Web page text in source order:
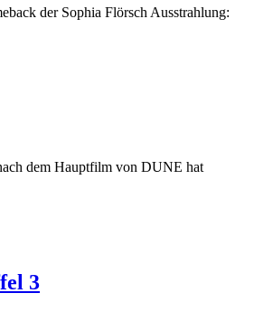
der Sophia Flörsch Ausstrahlung:
dem Hauptfilm von DUNE hat
3